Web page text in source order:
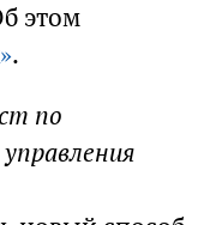
этом
.
по